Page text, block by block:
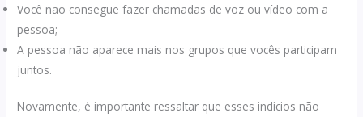
Você não consegue fazer chamadas de voz ou vídeo com a
pessoa;
A pessoa não aparece mais nos grupos que vocês participam
juntos.
Novamente, é importante ressaltar que esses indícios não